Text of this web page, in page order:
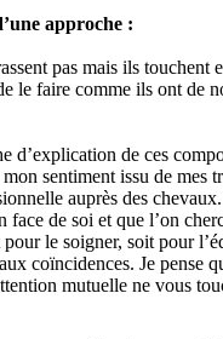
approche :
pas mais ils touchent
le faire comme ils ont de
d’explication de ces
sentiment issu de mes
auprès des
face de soi et que l’on
le soigner, soit pour
coïncidences. Je pense
mutuelle ne vous